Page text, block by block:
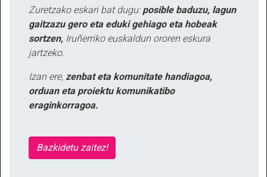
Zuretzako eskari bat dugu: posible baduzu, lagun
gaitzazu gero eta eduki gehiago eta hobeak
sortzen, Iruñerriko euskaldun ororen eskura
jartzeko.
Izan ere, zenbat eta komunitate handiagoa,
orduan eta proiektu komunikatibo
eraginkorragoa.
Bazkidetu zaitez!